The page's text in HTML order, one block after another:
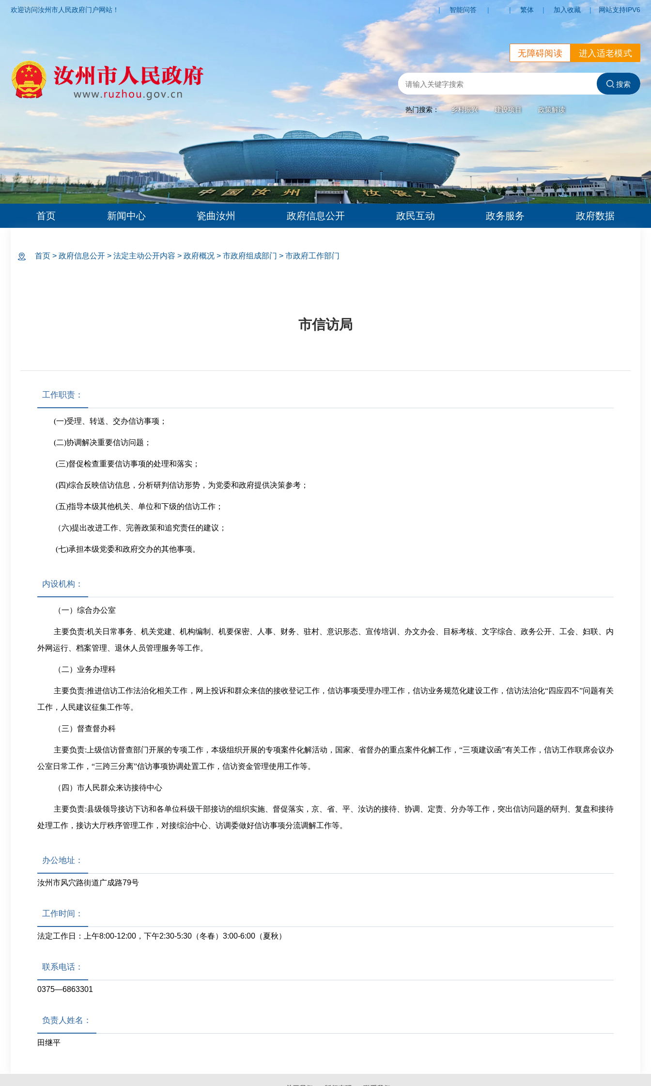
欢迎访问汝州市人民政府门户网站！ | 智能问答 | | 繁体 | 加入收藏 | 网站支持IPV6
进入适老模式
无障碍阅读
热门搜索： 乡村振兴 建设项目 政策解读
首页 新闻中心 瓷曲汝州 政府信息公开 政民互动 政务服务 政府数据
首页 > 政府信息公开 > 法定主动公开内容 > 政府概况 > 市政府组成部门 > 市政府工作部门
市信访局
工作职责：
(一)受理、转送、交办信访事项；
(二)协调解决重要信访问题；
(三)督促检查重要信访事项的处理和落实；
(四)综合反映信访信息，分析研判信访形势，为党委和政府提供决策参考；
(五)指导本级其他机关、单位和下级的信访工作；
（六)提出改进工作、完善政策和追究责任的建议；
(七)承担本级党委和政府交办的其他事项。
内设机构：
（一）综合办公室
主要负责:机关日常事务、机关党建、机构编制、机要保密、人事、财务、驻村、意识形态、宣传培训、办文办会、目标考核、文字综合、政务公开、工会、妇联、内
外网运行、档案管理、退休人员管理服务等工作。
（二）业务办理科
主要负责:推进信访工作法治化相关工作，网上投诉和群众来信的接收登记工作，信访事项受理办理工作，信访业务规范化建设工作，信访法治化“四应四不”问题有关
工作，人民建议征集工作等。
（三）督查督办科
主要负责:上级信访督查部门开展的专项工作，本级组织开展的专项案件化解活动，国家、省督办的重点案件化解工作，“三项建议函”有关工作，信访工作联席会议办
公室日常工作，“三跨三分离”信访事项协调处置工作，信访资金管理使用工作等。
（ 四 ） 市人民群众来访接待中心
主要负责:县级领导接访下访和各单位科级干部接访的组织实施、督促落实，京、省、平、汝访的接待、协调、定责、分办等工作，突出信访问题的研判、复盘和接待
处理工作，接访大厅秩序管理工作，对接综治中心、访调委做好信访事项分流调解工作等。
办公地址：
汝州市风穴路街道广成路79号
工作时间：
法定工作日：上午8:00-12:00，下午2:30-5:30（冬春）3:00-6:00（夏秋）
联系电话：
0375—6863301
负责人姓名：
田继平